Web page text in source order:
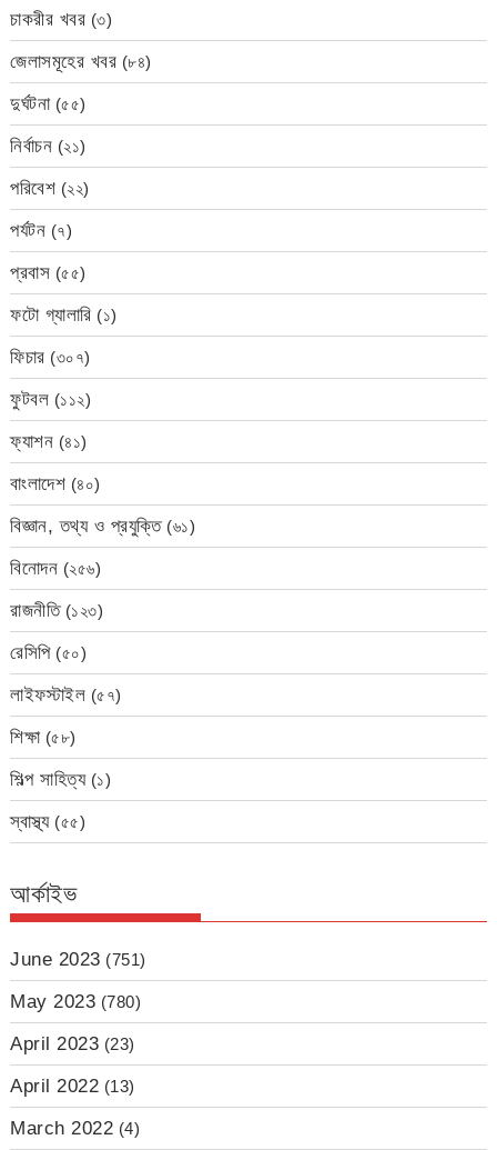
চাকরীর খবর (৩)
জেলাসমূহের খবর (৮৪)
দুর্ঘটনা(৫৫)
নির্বাচন (২১)
পরিবেশ (২২)
পর্যটন (৭)
প্রবাস (৫৫)
ফটো গ্যালারি (১)
ফিচার (৩০৭)
ফুটবল (১১২)
ফ্যাশন (৪১)
বাংলাদেশ (৪০)
বিজ্ঞান, তথ্য ও প্রযুক্তি(৬১)
বিনোদন (২৫৬)
রাজনীতি(১২৩)
রেসিপি(৫০)
লাইফস্টাইল (৫৭)
শিক্ষা(৫৮)
শিল্প সাহিত্য(১)
স্বাস্থ্য(৫৫)
আর্কাইভ
June 2023 (751)
May 2023 (780)
April 2023 (23)
April 2022 (13)
March 2022 (4)